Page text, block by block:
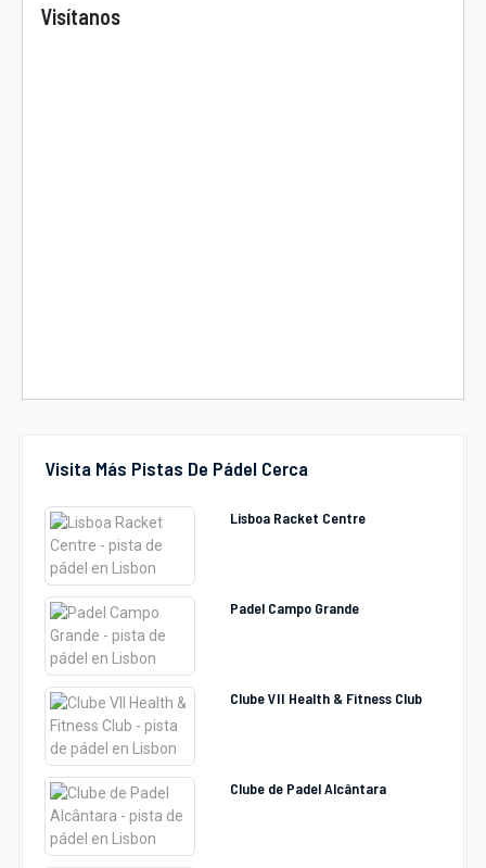
Visita Más Pistas De Pádel Cerca
Lisboa Racket Centre
Padel Campo Grande
Clube VII Health & Fitness Club
Clube de Padel Alcântara
Visítanos